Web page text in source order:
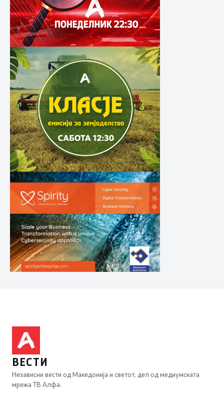
ВЕСТИ
Независни вести од Македонија и светот, дел од медиумската
мрежа ТВ Алфа.